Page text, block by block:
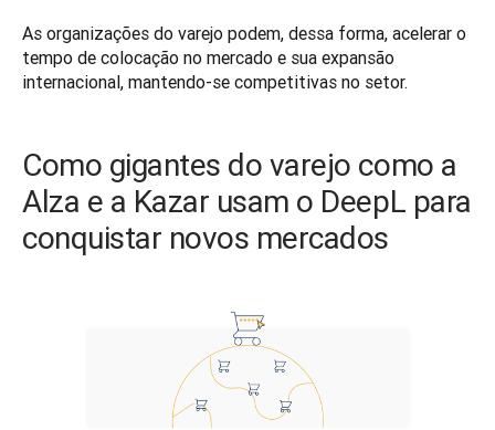
As organizações do varejo podem, dessa forma, acelerar o
tempo de colocação no mercado e sua expansão
Como gigantes do varejo como a
Alza e a Kazar usam o DeepL para
conquistar novos mercados